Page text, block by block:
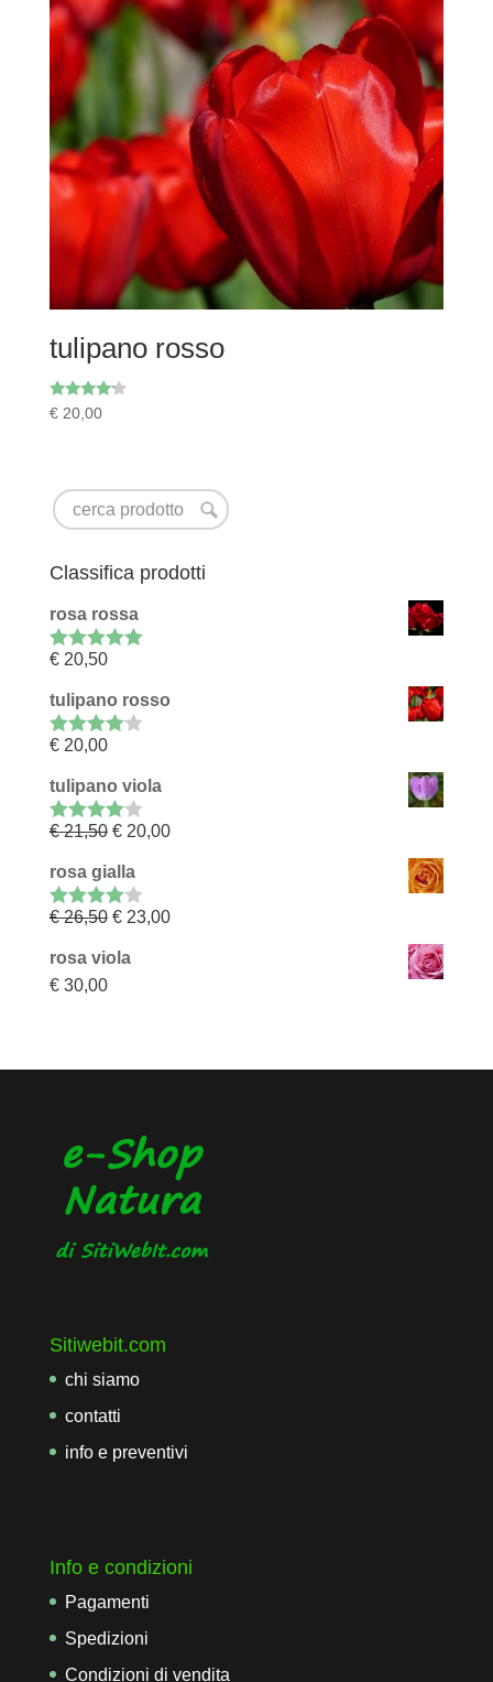
tulipano rosso
Rated
€20,00
Classifica prodotti
rosa rossa
Rated5.00
€20,50
tulipano rosso
Rated4.00
€20,00
tulipano viola
Rated4.00
€21,50 €20,00
rosa gialla
Rated4.00
€26,50 €23,00
rosa viola
€30,00
Sitiwebit.com
chi siamo
contatti
info e preventivi
Info e condizioni
Pagamenti
Spedizioni
Condizioni di vendita